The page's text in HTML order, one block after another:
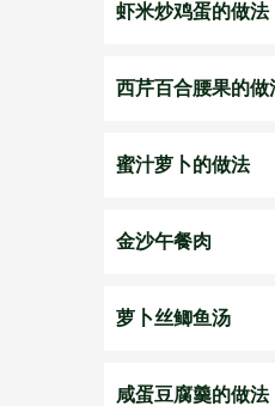
虾米炒鸡蛋的做法
西芹百合腰果的做
蜜汁萝卜的做法
金沙午餐肉
萝卜丝鲫鱼汤
咸蛋豆腐羹的做法